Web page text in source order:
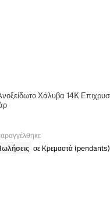
Χάλυβα 14K
σε Κρεμαστά (pendants)